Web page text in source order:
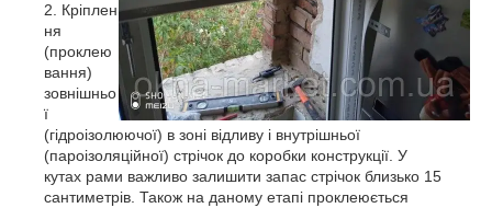
Кріплен
ня
(проклею
вання)
зовнішньо
ї
(гідроізолюючої) в зоні відливу і внутрішньої
(пароізоляційної) стрічок до коробки конструкції. У
кутах рами важливо залишити запас стрічок близько 15
сантиметрів. Також на даному етапі проклеюється